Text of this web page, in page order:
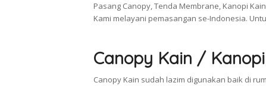
Pasang Canopy, Tenda Membrane, Kanopi
Kami melayani pemasangan se-Indonesia.
Canopy Kain /
Canopy Kain sudah lazim digunakan baik di